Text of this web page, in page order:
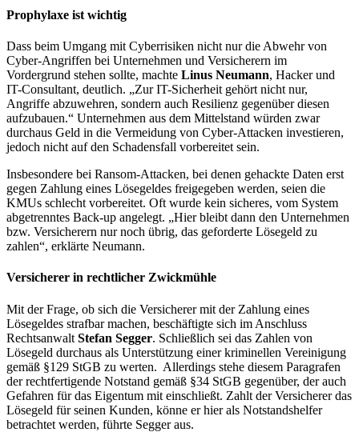
Prophylaxe ist wichtig
Dass beim Umgang mit Cyberrisiken nicht nur die Abwehr von
Cyber-Angriffen bei Unternehmen und Versicherern im
Vordergrund stehen sollte, machte Linus Neumann, Hacker und
IT-Consultant, deutlich. „Zur IT-Sicherheit gehört nicht nur,
Angriffe abzuwehren, sondern auch Resilienz gegenüber diesen
aufzubauen.“ Unternehmen aus dem Mittelstand würden zwar
durchaus Geld in die Vermeidung von Cyber-Attacken investieren,
jedoch nicht auf den Schadensfall vorbereitet sein.
Insbesondere bei Ransom-Attacken, bei denen gehackte Daten erst
gegen Zahlung eines Lösegeldes freigegeben werden, seien die
KMUs schlecht vorbereitet. Oft wurde kein sicheres, vom System
abgetrenntes Back-up angelegt. „Hier bleibt dann den Unternehmen
bzw. Versicherern nur noch übrig, das geforderte Lösegeld zu
zahlen“, erklärte Neumann.
Versicherer in rechtlicher Zwickmühle
Mit der Frage, ob sich die Versicherer mit der Zahlung eines
Lösegeldes strafbar machen, beschäftigte sich im Anschluss
Rechtsanwalt Stefan Segger. Schließlich sei das Zahlen von
Lösegeld durchaus als Unterstützung einer kriminellen Vereinigung
gemäß §129 StGB zu werten. Allerdings stehe diesem Paragrafen
der rechtfertigende Notstand gemäß §34 StGB gegenüber, der auch
Gefahren für das Eigentum mit einschließt. Zahlt der Versicherer das
Lösegeld für seinen Kunden, könne er hier als Notstandshelfer
betrachtet werden, führte Segger aus.